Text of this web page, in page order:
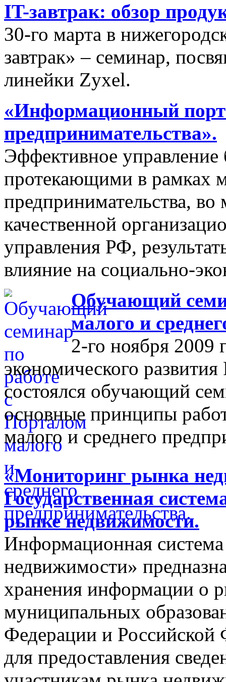
IT-завтрак: обзор
30-го марта в
завтрак» – семинар,
линейки Zyxel.
«Информационный
предпринимательства».
Эффективное управление
протекающими в рамках
предпринимательства,
качественной
управления РФ,
влияние на социально-
Обучающий
малого и
2-го ноября 2009
экономического
состоялся обучающий
основные принципы
малого и среднего
«Мониторинг рынка
Государственная
рынке недвижимости.
Информационная
недвижимости»
хранения информации о
муниципальных
Федерации и Российской
для предоставления